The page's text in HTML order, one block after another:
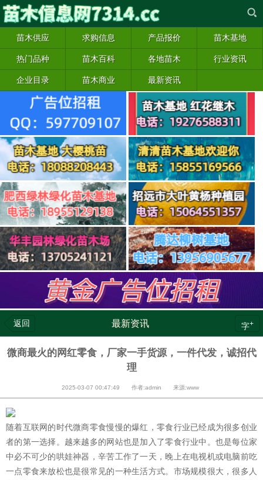
苗木供应 求购信息 产品报价 苗木基地
热门品种 苗木百科 各地苗木 行业资讯
企业目录 苗木商业 最新资讯
返回 最新资讯 字+
微商最火的网红零食，厂家一手货源，一件代发，诚招代
理
2025-03-07 00:47:49 作者:admin 来源:www
随着互联网的时代微商零食慢慢的爆红，零食行业已经成为很多创业
者的第一选择。越来越多的网站也是加入了零食行业中。也是每位家
中必不可少的哄娃神器，辛苦工作了一天，晚上在电视机或电脑前吃
一点零食来放松也是很常见的一种生活方式。市场规模很大，很多人